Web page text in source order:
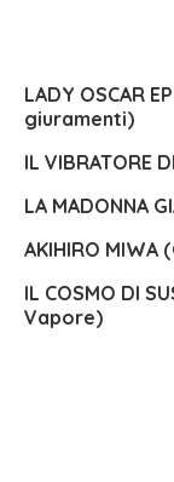
LADY OSCAR
giuramenti)
IL VIBRATORE
LA MADONNA
AKIHIRO
IL COSMO DI
Vapore)